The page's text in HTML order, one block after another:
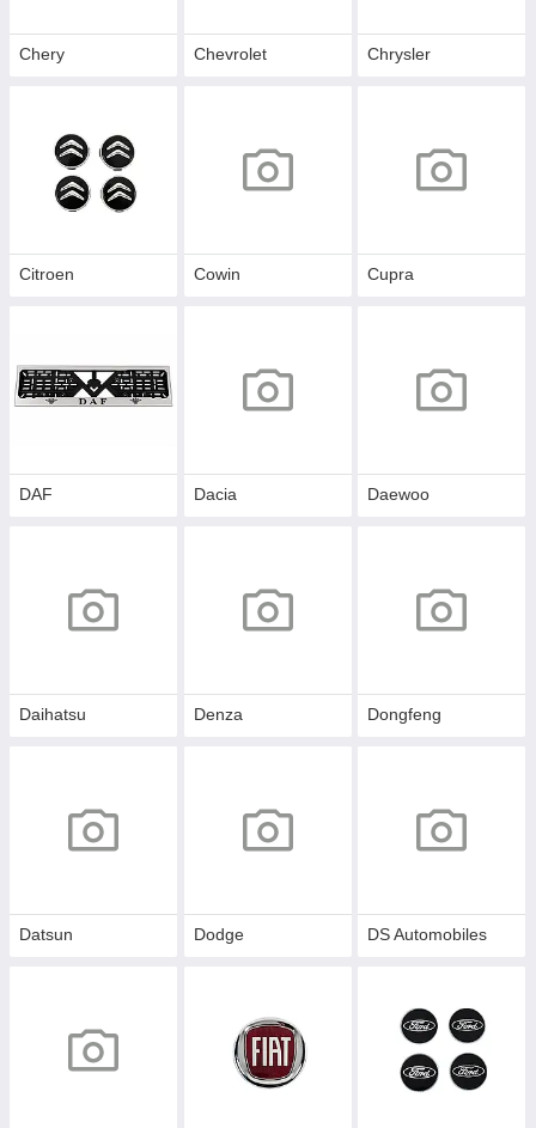
Chery Chevrolet Chrysler
Citroen Cowin Cupra
DAF Dacia Daewoo
Daihatsu Denza Dongfeng
Datsun Dodge DS Automobiles